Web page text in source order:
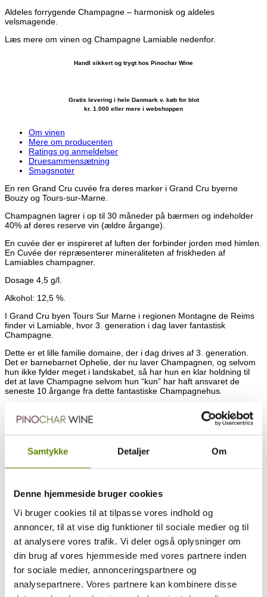
Samtykke Detaljer Om
Denne hjemmeside bruger cookies
Vi bruger cookies til at tilpasse vores indhold og
annoncer, til at vise dig funktioner til sociale medier og til
at analysere vores trafik. Vi deler også oplysninger om
din brug af vores hjemmeside med vores partnere inden
for sociale medier, annonceringspartnere og
analysepartnere. Vores partnere kan kombinere disse
Aldeles forrygende Champagne – harmonisk og aldeles
velsmagende.
Læs mere om vinen og Champagne Lamiable nedenfor.
Handl sikkert og trygt hos Pinochar Wine
Gratis levering i hele Danmark v. køb for blot
kr. 1.000 eller mere i webshoppen
Om vinen
Mere om producenten
Ratings og anmeldelser
Druesammensætning
Smagsnoter
En ren Grand Cru cuvée fra deres marker i Grand Cru byerne
Bouzy og Tours-sur-Marne.
Champagnen lagrer i op til 30 måneder på bærmen og indeholder
40% af deres reserve vin (ældre årgange).
En cuvée der er inspireret af luften der forbinder jorden med himlen.
En Cuvée der repræsenterer mineraliteten af friskheden af
Lamiables champagner.
Dosage 4,5 g/l.
Alkohol: 12,5 %.
I Grand Cru byen Tours Sur Marne i regionen Montagne de Reims
finder vi Lamiable, hvor 3. generation i dag laver fantastisk
Champagne.
Dette er et lille familie domaine, der i dag drives af 3. generation.
Det er barnebarnet Ophelie, der nu laver Champagnen, og selvom
hun ikke fylder meget i landskabet, så har hun en klar holdning til
det at lave Champagne selvom hun “kun” har haft ansvaret de
seneste 10 årgange fra dette fantastiske Champagnehus.
Hendes marker er beplantet med 60% Pinot Noir og 40%
Chardonnay, og den årlige produktion ligger på omkring 50-60.000
Hun laver hendes Champagne ret klassisk, og lagrer en smule af
hendes vin på fade fra primært Bourgogne. Dette indgår i et par af
vinstokkene fra hendes Farfars tid, og er dermed 50-60 år gamle.
Fantastiske Champagner!
Se hele præsentationen af Champagne LamiableHER.
60% Pinot Noir & 40% Chardonnay
Vinen i glasset
En flot honninggylden farve i glasset med fine små bobler.